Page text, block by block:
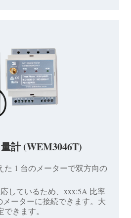
計 (WEM3046T)
た 1 台のメーターで双方向の
しているため、xxx:5A 比率
メーターに接続できます。大
きます。